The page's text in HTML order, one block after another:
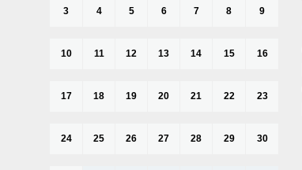
3 4 5 6 7 8 9
10 11 12 13 14 15 16
17 18 19 20 21 22 23
24 25 26 27 28 29 30